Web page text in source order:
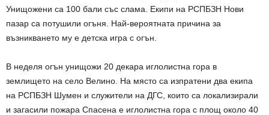
Унищожени са 100 бали със слама. Екипи на РСПБЗН Нови
пазар са потушили огъня. Най-вероятната причина за
възникването му е детска игра с огън.
В неделя огън унищожи 20 декара иглолистна гора в
землището на село Велино. На място са изпратени два екипа
на РСПБЗН Шумен и служители на ДГС, които са локализирали
и загасили пожара Спасена е иглолистна гора с площ около 40